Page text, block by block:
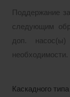
Поддержание
следующим
доп. насос(ы)
необходимости.
Каскадного